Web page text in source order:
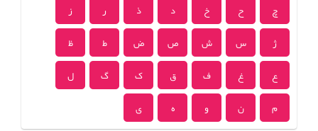
چ
ح خ د ذ ر
ز
ژ
س ش ص ض ط
ظ
ع
غ ف ق ک گ
ل
م
ن و ه ی